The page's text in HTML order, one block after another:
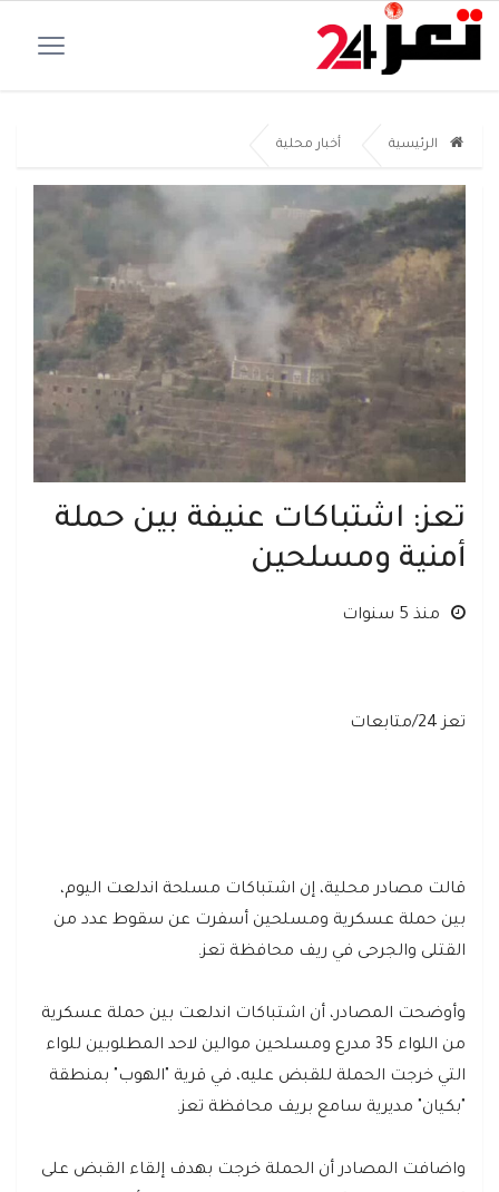
الرئيسية أخبار محلية
تعز: اشتباكات عنيفة بين حملة
أمنية ومسلحين
منذ 5 سنوات
تعز 24/متابعات
قالت مصادر محلية، إن اشتباكات مسلحة اندلعت اليوم،
بين حملة عسكرية ومسلحين أسفرت عن سقوط عدد من
القتلى والجرحى في ريف محافظة تعز.
وأوضحت المصادر، أن اشتباكات اندلعت بين حملة عسكرية
من اللواء 35 مدرع ومسلحين موالين لاحد المطلوبين للواء
التي خرجت الحملة للقبض عليه، في قرية "الهوب" بمنطقة
"بكيان" مديرية سامع بريف محافظة تعز.
واضافت المصادر أن الحملة خرجت بهدف إلقاء القبض على